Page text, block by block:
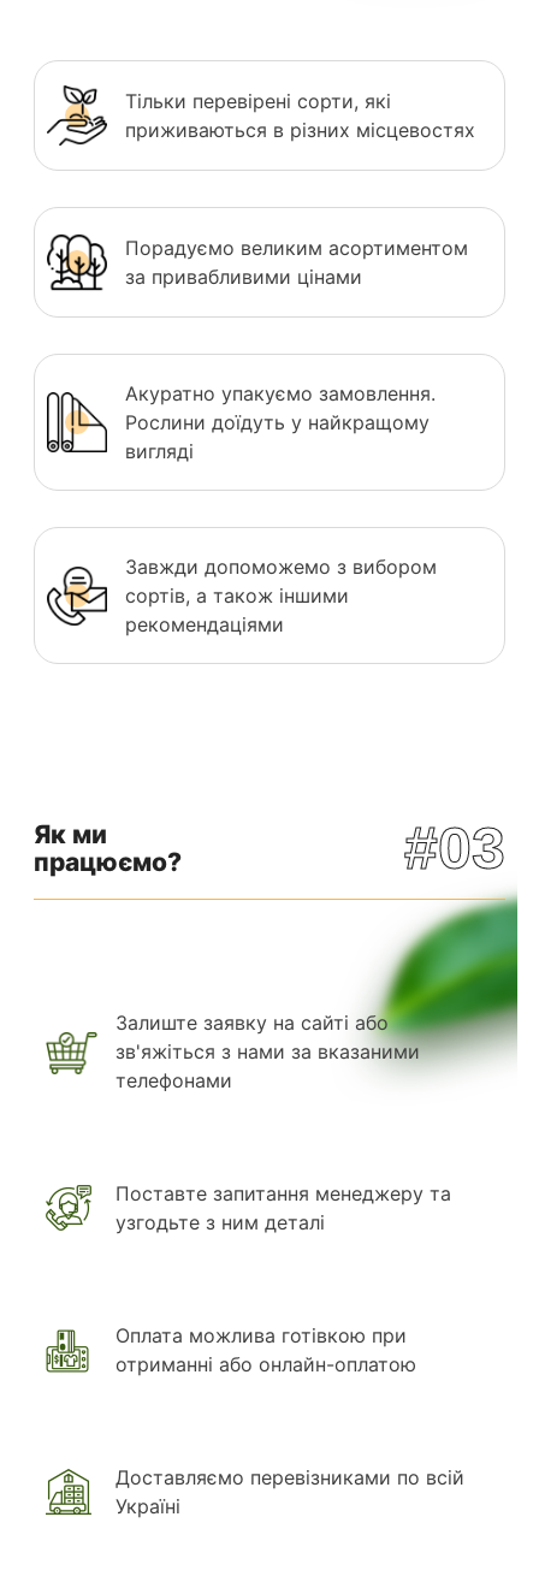
Тільки перевірені сорти, які
приживаються в різних місцевостях
Порадуємо великим асортиментом
за привабливими цінами
Акуратно упакуємо замовлення.
Рослини доїдуть у найкращому
вигляді
Завжди допоможемо з вибором
сортів, а також іншими
рекомендаціями
Як ми
працюємо?
#03
Залиште заявку на сайті або
зв'яжіться з нами за вказаними
телефонами
Поставте запитання менеджеру та
узгодьте з ним деталі
Оплата можлива готівкою при
отриманні або онлайн-оплатою
Доставляємо перевізниками по всій
Україні